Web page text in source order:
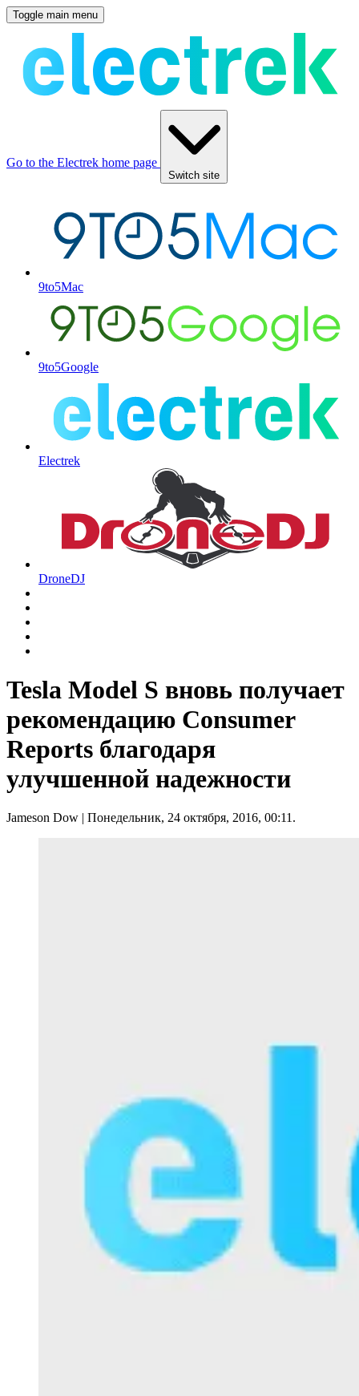
Toggle main menu
Go to the Electrek home page
Switch site
9to5Mac
9to5Google
Electrek
DroneDJ
Tesla Model S вновь получает
рекомендацию Consumer
Reports благодаря
улучшенной надежности
Jameson Dow | Понедельник, 24 октября, 2016, 00:11.